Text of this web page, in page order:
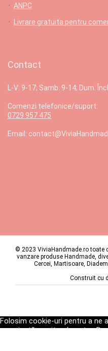
ANPC
Livrare gratuita pentru
Contact
L-V: 9-17; Samb: 9-14; Dum:
Comenzi telefonice/suport:
0729 957 475
Email:
© 2023 ViviaHandmade.ro toate
vanzare produse Handmade,
Cercei, Martisoare,
Construit cu
Folosim cookie-uri pentru a ne
experiență pe site-ul nostru.